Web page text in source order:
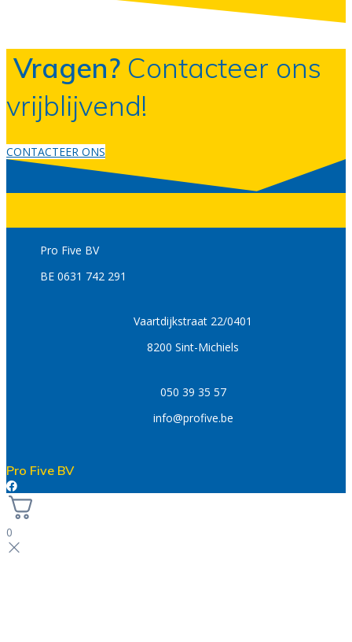
Vragen? Contacteer ons
vrijblijvend!
CONTACTEER ONS
Pro Five BV
BE 0631 742 291
Vaartdijkstraat 22/0401
8200 Sint-Michiels
050 39 35 57
info@profive.be
Pro Five BV
0